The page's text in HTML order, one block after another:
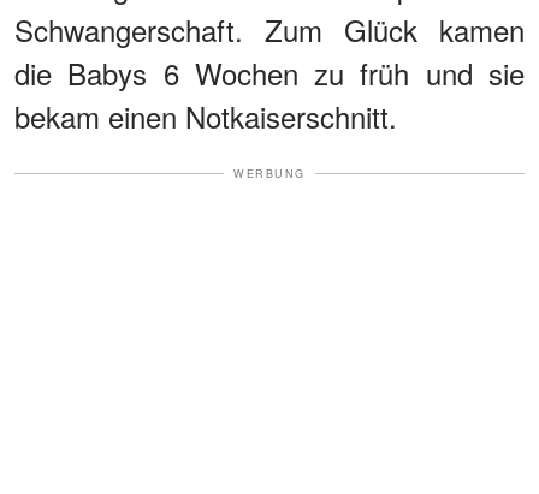
Schwangerschaft. Zum Glück kamen
die Babys 6 Wochen zu früh und sie
bekam einen Notkaiserschnitt.
WERBUNG